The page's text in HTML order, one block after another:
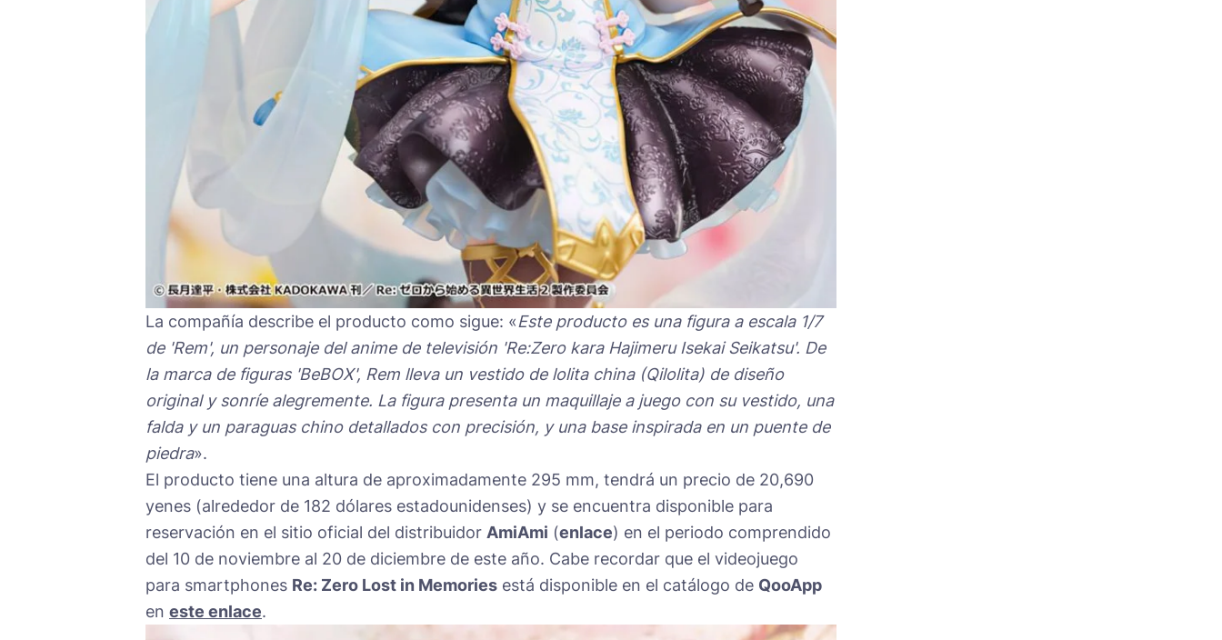
La compañía describe el producto como sigue: «Este producto es una figura a escala 1/7
de 'Rem', un personaje del anime de televisión 'Re:Zero kara Hajimeru Isekai Seikatsu'. De
la marca de figuras 'BeBOX', Rem lleva un vestido de lolita china (Qilolita) de diseño
original y sonríe alegremente. La figura presenta un maquillaje a juego con su vestido, una
falda y un paraguas chino detallados con precisión, y una base inspirada en un puente de
piedra».
El producto tiene una altura de aproximadamente 295 mm, tendrá un precio de 20,690
yenes (alrededor de 182 dólares estadounidenses) y se encuentra disponible para
reservación en el sitio oficial del distribuidor AmiAmi (enlace) en el periodo comprendido
del 10 de noviembre al 20 de diciembre de este año. Cabe recordar que el videojuego
para smartphones Re: Zero Lost in Memories está disponible en el catálogo de QooApp
en este enlace.